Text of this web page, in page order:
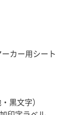
カー用シート
文字）